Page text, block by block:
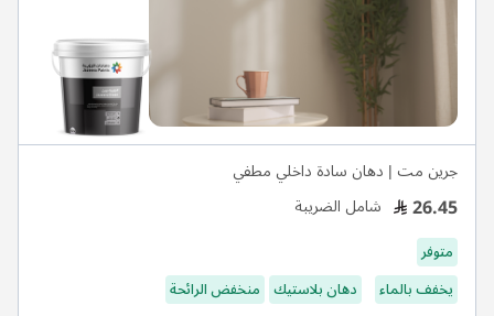
جرين مت | دهان سادة داخلي مطفي
26.45 شامل الضريبة
متوفر
يخفف بالماء
دهان بلاستيك منخفض الرائحة